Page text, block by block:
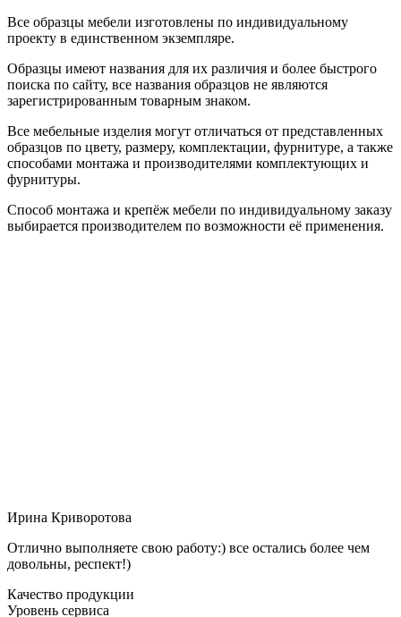
Все образцы мебели изготовлены по индивидуальному
проекту в единственном экземпляре.
Образцы имеют названия для их различия и более быстрого
поиска по сайту, все названия образцов не являются
зарегистрированным товарным знаком.
Все мебельные изделия могут отличаться от представленных
образцов по цвету, размеру, комплектации, фурнитуре, а также
способами монтажа и производителями комплектующих и
фурнитуры.
Способ монтажа и крепёж мебели по индивидуальному заказу
выбирается производителем по возможности её применения.
Ирина Криворотова
Отлично выполняете свою работу:) все остались более чем
довольны, респект!)
Качество продукции
Уровень сервиса